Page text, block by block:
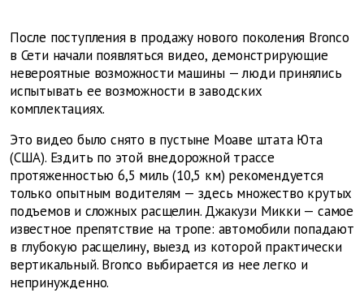
После поступления в продажу нового поколения Bronco
в Сети начали появляться видео, демонстрирующие
невероятные возможности машины — люди принялись
испытывать ее возможности в заводских
комплектациях.
Это видео было снято в пустыне Моаве штата Юта
(США). Ездить по этой внедорожной трассе
протяженностью 6,5 миль (10,5 км) рекомендуется
только опытным водителям — здесь множество крутых
подъемов и сложных расщелин. Джакузи Микки — самое
известное препятствие на тропе: автомобили попадают
в глубокую расщелину, выезд из которой практически
вертикальный. Bronco выбирается из нее легко и
непринужденно.